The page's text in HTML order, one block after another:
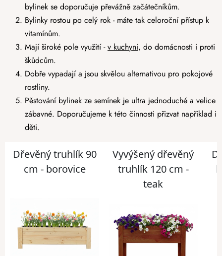
bylinek se doporučuje převážně začátečníkům.
Bylinky rostou po celý rok - máte tak celoroční přístup k
vitamínům.
Mají široké pole využití -v kuchyni, do domácnosti i proti
škůdcům.
Dobře vypadají a jsou skvělou alternativou pro pokojové
rostliny.
Pěstování bylinek ze semínek je ultra jednoduché a velice
zábavné. Doporučujeme k této činnosti přizvat například i
děti.